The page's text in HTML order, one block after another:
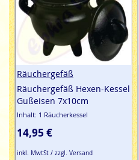
Räuchergefäß
Räuchergefäß Hexen-Kessel
Gußeisen 7x10cm
Inhalt: 1 Räucherkessel
14,95 €
inkl. MwtSt / zzgl. Versand